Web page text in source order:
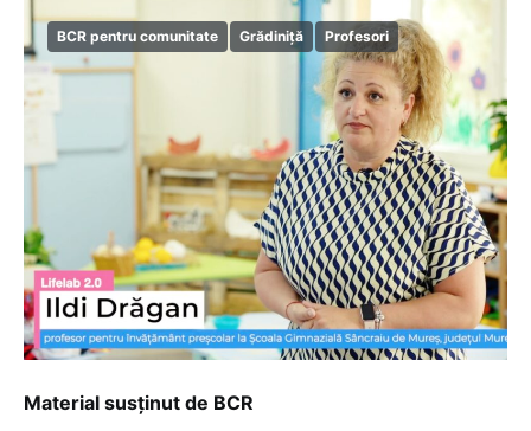
BCR pentru comunitate Grădiniță Profesori
Material susținut de BCR